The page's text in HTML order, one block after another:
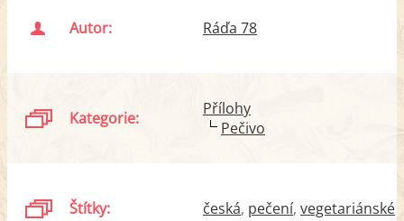
Autor: Ráďa 78
Kategorie:
Přílohy
Pečivo
Štítky: česká pečení vegetariánské